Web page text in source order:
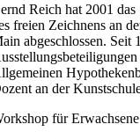
Reich hat 2001
freien Zeichnens an
abgeschlossen. Seit
an der
für